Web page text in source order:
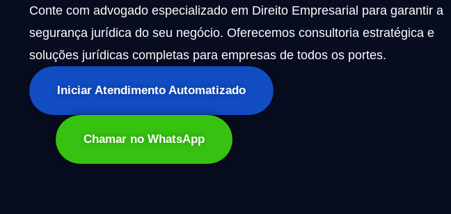
Conte com advogado especializado em Direito Empresarial para garantir a
segurança jurídica do seu negócio. Oferecemos consultoria estratégica e
soluções jurídicas completas para empresas de todos os portes.
Iniciar Atendimento Automatizado
Chamar no WhatsApp